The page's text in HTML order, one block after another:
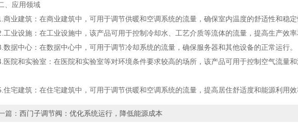
应用领域
建筑：在商业建筑中，可用于调节供暖和空调系统的流量，确保室内温度的舒适性和稳定
设施：在工业设施中，该产品可用于控制冷却水、工艺介质等流体的流量，提高生产效率
中心：在数据中心中，可用于调节冷却系统的流量，确保服务器和其他设备的正常运行。
和实验室：在医院和实验室等对环境条件要求较高的场所，该产品可用于控制空气流量
建筑：在住宅建筑中，可用于调节供暖和空调系统的流量，提高居住舒适度和能源利用效
篇： 西门子调节阀：优化系统运行，降低能源成本